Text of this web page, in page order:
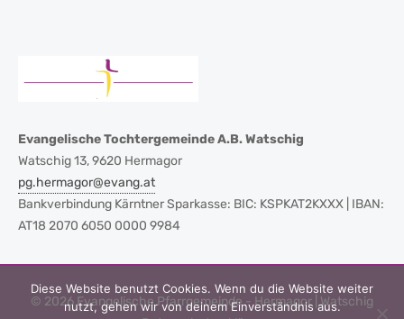
Evangelische Tochtergemeinde A.B. Watschig
Watschig 13, 9620 Hermagor
pg.hermagor@evang.at
Bankverbindung Kärntner Sparkasse: BIC: KSPKAT2KXXX | IBAN:
AT18 2070 6050 0000 9984
© 2026 Evangelische Pfarrgemeinde - Hermagor | Watschig
Diese Website benutzt Cookies. Wenn du die Website weiter
nutzt, gehen wir von deinem Einverständnis aus.